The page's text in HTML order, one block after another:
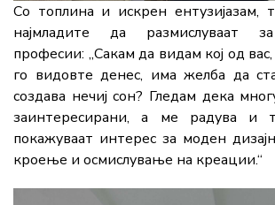
Со топлина и искрен ентузијазам,
најмладите да размислуваат
професии: „Сакам да видам кој од вас,
го видовтеденес, имажелба да
создава нечијсон? Гледам дека
заинтересирани,а ме радува и
покажуваат интерес за моден
кроење и осмислување на креации.“